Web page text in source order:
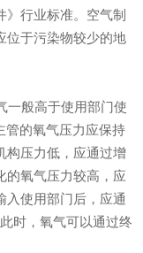
行业标准。空气制
位于污染物较少的地
一般高于使用部门使
管的氧气压力应保持
构压力低，应通过增
的氧气压力较高，应
入使用部门后，应通
时，氧气可以通过终